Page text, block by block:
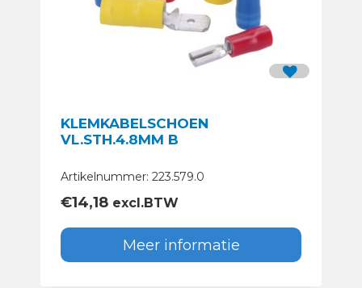
KLEMKABELSCHOEN
VL.STH.4.8MM B
Artikelnummer: 223.579.0
€14,18 excl.BTW
Meer informatie